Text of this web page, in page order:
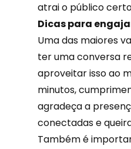
atrai o público
Dicas para
Uma das maiores
ter uma conversa
aproveitar isso ao
minutos,
agradeça a
conectadase
Também é